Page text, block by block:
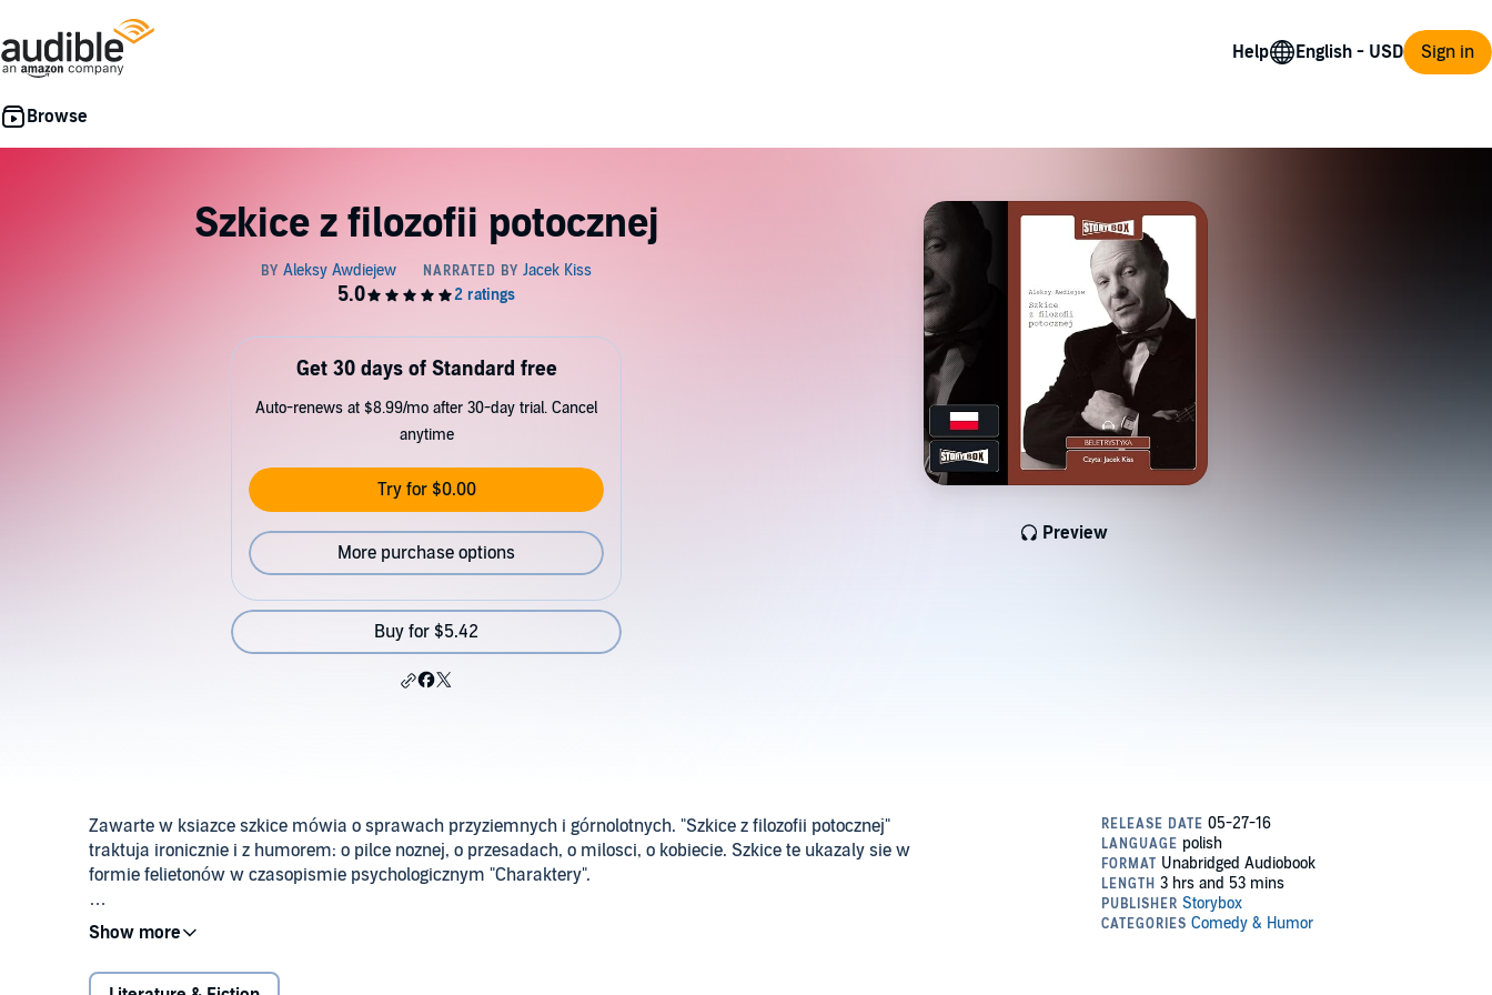
Help Sign in
Szkice z filozofii potocznej
Preview
Get 30 days of Standard free
Auto-renews at $8.99/mo after 30-day trial. Cancel
anytime
Try for $0.00
More purchase options
Buy for $5.42
Zawarte w ksiazce szkice mówia o sprawach przyziemnych i górnolotnych. "Szkice z filozofii potocznej"
traktuja ironicznie i z humorem: o pilce noznej, o przesadach, o milosci, o kobiecie. Szkice te ukazaly sie w
formie felietonów w czasopismie psychologicznym "Charaktery".
Please note: This audiobook is in Polish.